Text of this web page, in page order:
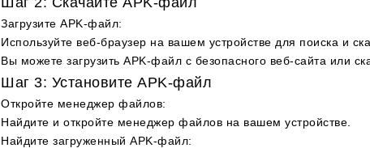
Загрузите APK-файл:
Используйте веб-браузер на вашем устройстве для поиска и
Вы можете загрузить APK-файл с безопасного веб-сайта или
Шаг 3: Установите APK-файл
Откройте менеджер файлов:
Найдите и откройте менеджер файлов на вашем устройстве.
Найдите загруженный APK-файл: